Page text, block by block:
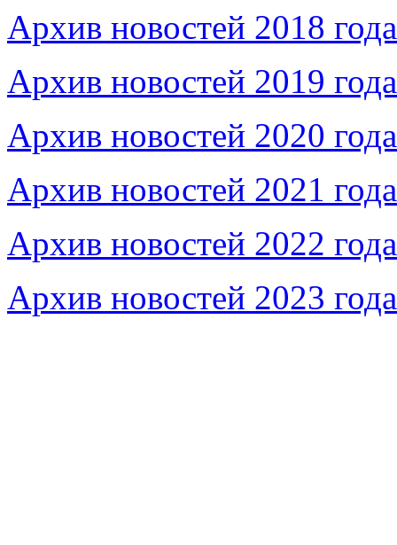
Архив новостей 2018 года
Архив новостей 2019 года
Архив новостей 2020 года
Архив новостей 2021 года
Архив новостей 2022 года
Архив новостей 2023 года